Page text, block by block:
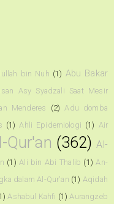
bin Nuh (1) Abu Bakar
Asy Syadzali Saat Mesir
Menderes (2) Adu domba
(1) Ahli Epidemiologi (1) Air
Qur'an (362) Al-
(1) Ali bin Abi Thalib (1) An-
dalam Al-Qur'an (1) Aqidah
Ashabul Kahfi (1) Aurangzeb